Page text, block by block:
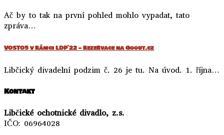
Ač by to tak na první pohled mohlo vypadat, tato
zpráva…
VOSTO5 v rámci LDP`22 – rezervace na Goout.cz
Libčický divadelní podzim č. 26 je tu. Na úvod. 1. října…
Kontakt
Libčické ochotnické divadlo, z.s.
IČO: 06964028